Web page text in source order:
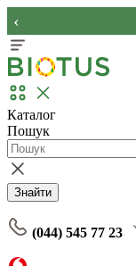
‹
Каталог
Пошук
Знайти
(044) 545 77 23